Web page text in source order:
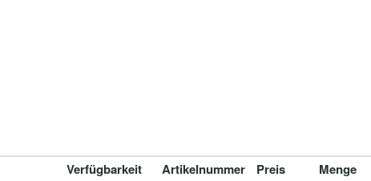
Verfügbarkeit Artikelnummer Preis Menge